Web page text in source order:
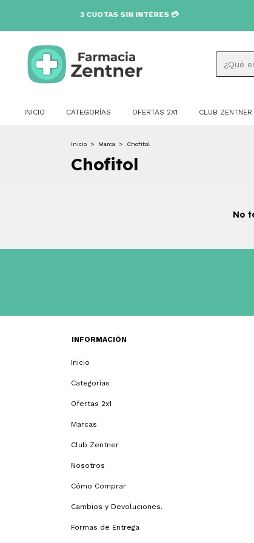
3 CUOTAS SIN INTÉRES 💳
INICIO CATEGORÍAS OFERTAS 2X1 CLUB ZENTNER
Inicio > Marca > Chofitol
Chofitol
No
INFORMACIÓN
Inicio
Categorías
Ofertas 2x1
Marcas
Club Zentner
Nosotros
Cómo Comprar
Cambios y Devoluciones.
Formas de Entrega